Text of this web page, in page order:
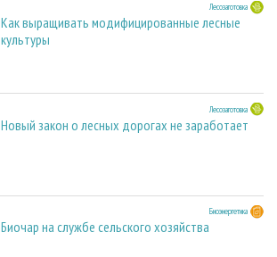
Лесозаготовка
Как выращивать модифицированные лесные
культуры
Лесозаготовка
Новый закон о лесных дорогах не заработает
Биоэнергетика
Биочар на службе сельского хозяйства